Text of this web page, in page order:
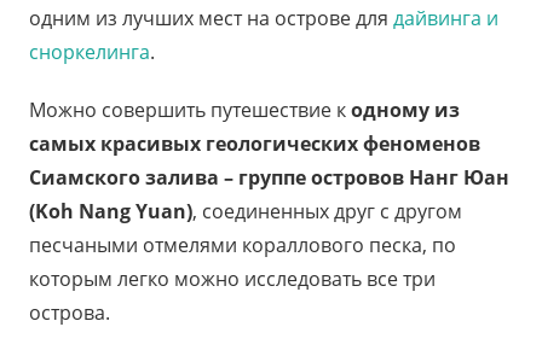
одним из лучших мест на острове для дайвинга и
сноркелинга.
Можно совершить путешествие кодному из
самых красивых геологических феноменов
Сиамского залива – группе островов Нанг Юан
(Koh Nang Yuan), соединенных друг с другом
песчаными отмелями кораллового песка, по
которым легко можно исследовать все три
острова.